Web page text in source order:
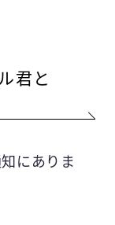
君と
にありま